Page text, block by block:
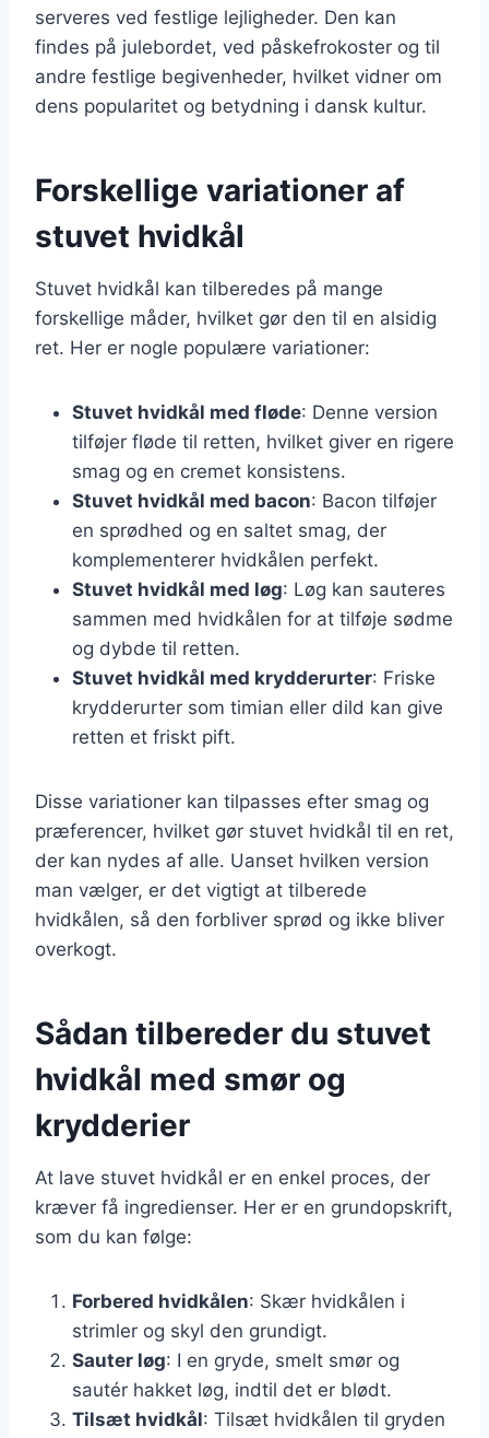
serveres ved festlige lejligheder. Den kan
findes på julebordet, ved påskefrokoster og til
andre festlige begivenheder, hvilket vidner om
dens popularitet og betydning i dansk kultur.
Forskellige variationer af
stuvet hvidkål
Stuvet hvidkål kan tilberedes på mange
forskellige måder, hvilket gør den til en alsidig
ret. Her er nogle populære variationer:
Stuvet hvidkål med fløde: Denne version
tilføjer fløde til retten, hvilket giver en rigere
smag og en cremet konsistens.
Stuvet hvidkål med bacon: Bacon tilføjer
en sprødhed og en saltet smag, der
komplementerer hvidkålen perfekt.
Stuvet hvidkål med løg: Løg kan sauteres
sammen med hvidkålen for at tilføje sødme
og dybde til retten.
Stuvet hvidkål med krydderurter: Friske
krydderurter som timian eller dild kan give
retten et friskt pift.
Disse variationer kan tilpasses efter smag og
præferencer, hvilket gør stuvet hvidkål til en ret,
der kan nydes af alle. Uanset hvilken version
man vælger, er det vigtigt at tilberede
hvidkålen, så den forbliver sprød og ikke bliver
overkogt.
Sådan tilbereder du stuvet
hvidkål med smør og
krydderier
At lave stuvet hvidkål er en enkel proces, der
kræver få ingredienser. Her er en grundopskrift,
som du kan følge:
Forbered hvidkålen: Skær hvidkålen i
strimler og skyl den grundigt.
Sauter løg: I en gryde, smelt smør og
sautér hakket løg, indtil det er blødt.
Tilsæt hvidkål: Tilsæt hvidkålen til gryden